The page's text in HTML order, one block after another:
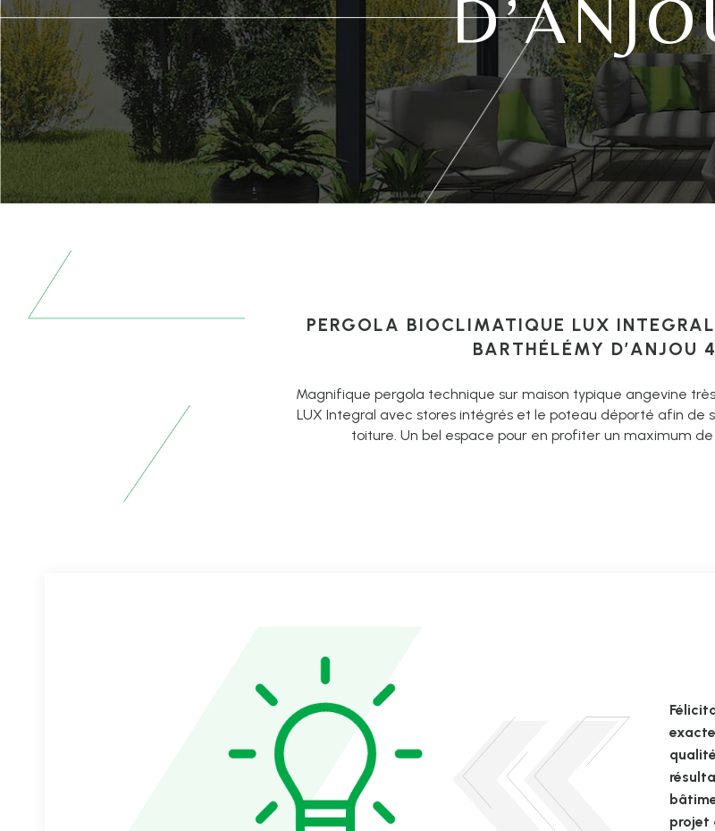
PERGOLA BIOCLIMATIQUE LUX
BARTHÉLÉMY D’ANJOU
Magnifique pergola technique sur maison typique angevine
LUX Integral avec stores intégrés et le poteau déporté afin de
toiture. Un bel espace pour en profiter un maximum de
projet